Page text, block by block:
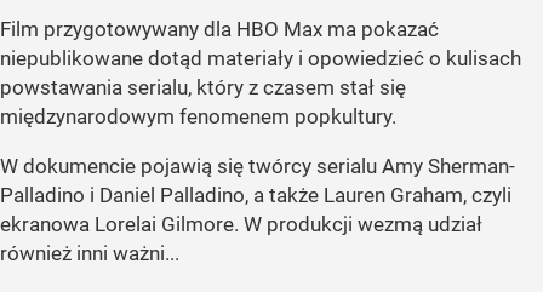
Film przygotowywany dla HBO Max ma pokazać
niepublikowane dotąd materiały i opowiedzieć o kulisach
powstawania serialu, który z czasem stał się
międzynarodowym fenomenem popkultury.
W dokumencie pojawią się twórcy serialu Amy Sherman-
Palladino i Daniel Palladino, a także Lauren Graham, czyli
ekranowa Lorelai Gilmore. W produkcji wezmą udział
również inni ważni...